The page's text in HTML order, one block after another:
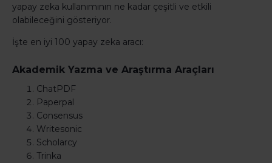
yapay zeka kullanımının ne kadar çeşitli ve etkili
olabileceğini gösteriyor.
İşte en iyi 100 yapay zeka aracı:
Akademik Yazma ve Araştırma Araçları
ChatPDF
Paperpal
Consensus
Writesonic
Scholarcy
Trinka